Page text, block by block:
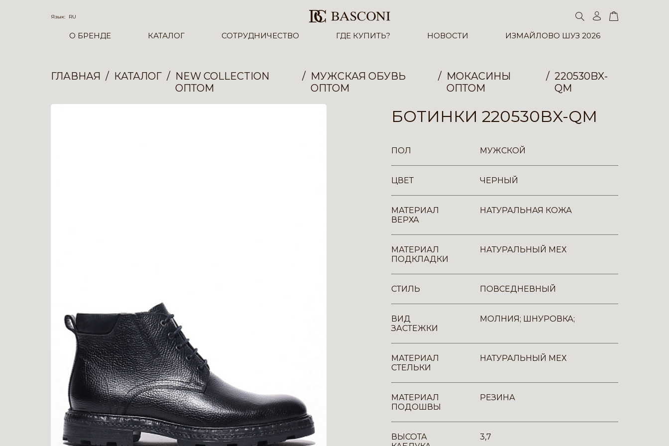
Язык: RU
О БРЕНДЕ КАТАЛОГ СОТРУДНИЧЕСТВО ГДЕ КУПИТЬ? НОВОСТИ ИЗМАЙЛОВО ШУЗ 2026
ГЛАВНАЯ КАТАЛОГ
NEW COLLECTION
ОПТОМ
МУЖСКАЯ ОБУВЬ
ОПТОМ
МОКАСИНЫ
ОПТОМ
220530BX-
QM
БОТИНКИ 220530BX-QM
ПОЛ МУЖСКОЙ
ЦВЕТ ЧЕРНЫЙ
МАТЕРИАЛ
ВЕРХА
НАТУРАЛЬНАЯ КОЖА
МАТЕРИАЛ
ПОДКЛАДКИ
НАТУРАЛЬНЫЙ МЕХ
СТИЛЬ ПОВСЕДНЕВНЫЙ
ВИД
ЗАСТЕЖКИ
МОЛНИЯ; ШНУРОВКА;
МАТЕРИАЛ
СТЕЛЬКИ
НАТУРАЛЬНЫЙ МЕХ
МАТЕРИАЛ
ПОДОШВЫ
РЕЗИНА
ВЫСОТА
3,7